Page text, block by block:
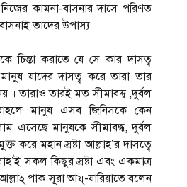
কামনা-বাসনার দাসে পরিণত
তাদের উপাস্য।
চিন্তা করাতে যে সে কার দাসত্ব
যাদের দাসত্ব করে তারা তার
। তারাও তারই মত সীমাবদ্দ্ব ,দুর্বল
মানুষ এসব জিনিসকে কেন
এসেছে মানুষকে সীমাবদ্ধ, দুর্বল
করে মহান স্রষ্টা আল্লাহ’র দাসত্বে
সকল কিছুর স্রষ্টা এবং একমাত্র
আল্লাহ্ পাক সূরা আয্-যারিয়াতে বলেন